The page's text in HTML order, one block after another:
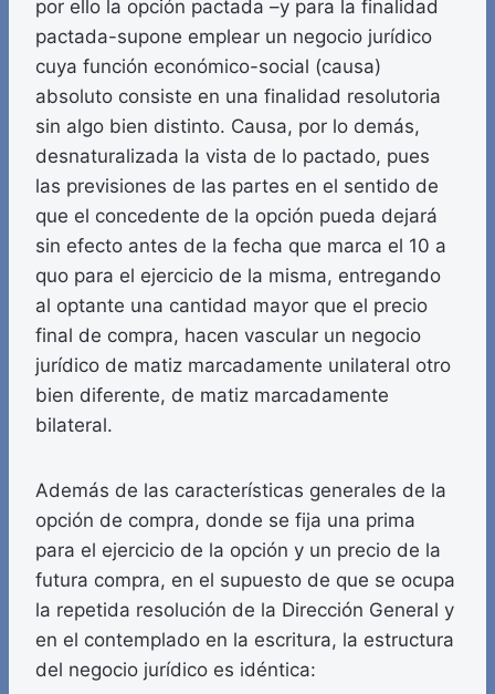
por ello la opción pactada –y para la finalidad
pactada-supone emplear un negocio jurídico
cuya función económico-social (causa)
absoluto consiste en una finalidad resolutoria
sin algo bien distinto. Causa, por lo demás,
desnaturalizada la vista de lo pactado, pues
las previsiones de las partes en el sentido de
que el concedente de la opción pueda dejará
sin efecto antes de la fecha que marca el 10 a
quo para el ejercicio de la misma, entregando
al optante una cantidad mayor que el precio
final de compra, hacen vascular un negocio
jurídico de matiz marcadamente unilateral otro
bien diferente, de matiz marcadamente
bilateral.
Además de las características generales de la
opción de compra, donde se fija una prima
para el ejercicio de la opción y un precio de la
futura compra, en el supuesto de que se ocupa
la repetida resolución de la Dirección General y
en el contemplado en la escritura, la estructura
del negocio jurídico es idéntica: